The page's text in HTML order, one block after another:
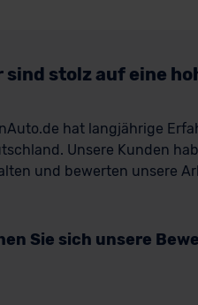
sind stolz auf eine
hat langjährige
Unsere Kunden
und bewerten unsere
Sie sich unsere